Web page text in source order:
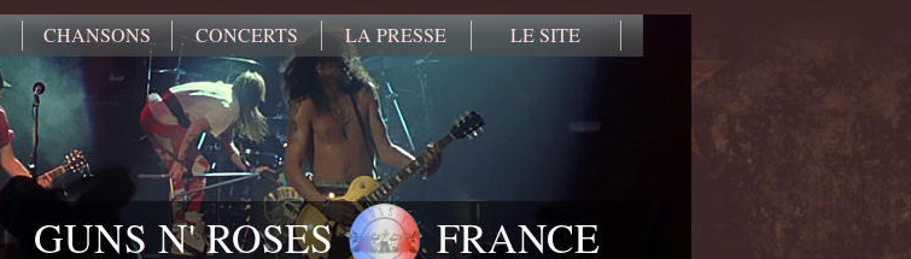
CHANSONS CONCERTS LA PRESSE LE SITE
GUNS N' ROSES FRANCE